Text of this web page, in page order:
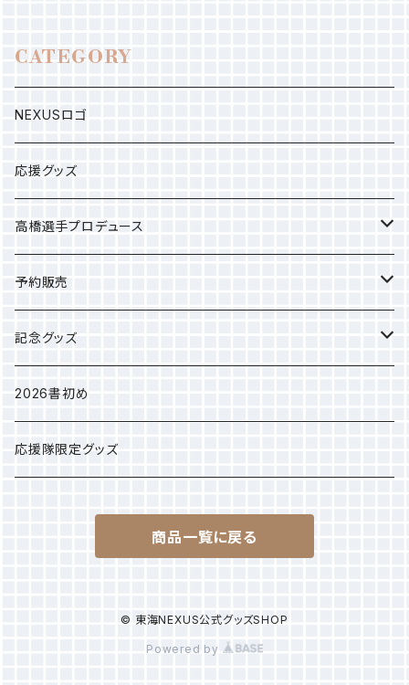
CATEGORY
NEXUSロゴ
応援グッズ
高橋選手プロデュース
選手タオル
応援グッズ
アパレル
選手別Sサイズ巾着
予約販売
カレンダー
記念グッズ
2025年クラブ選手権
2026書初め
応援隊限定グッズ
商品一覧に戻る
© 東海NEXUS公式グッズSHOP
Powered by